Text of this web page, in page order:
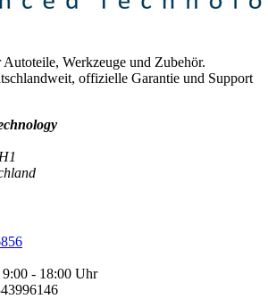
Werkzeuge und Zubehör.
offizielle Garantie und Support
- 18:00 Uhr